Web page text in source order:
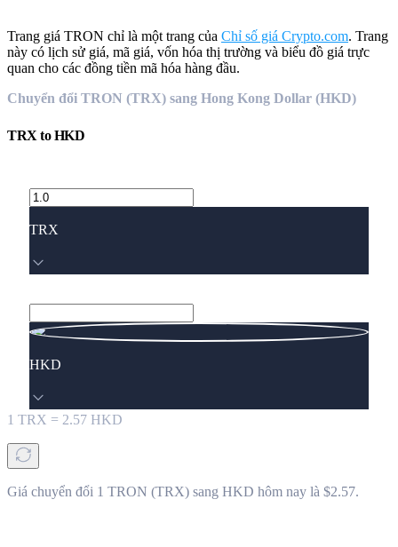
Trang giá TRON chỉ là một trang của Chỉ số giá Crypto.com. Trang
này có lịch sử giá, mã giá, vốn hóa thị trường và biểu đồ giá trực
quan cho các đồng tiền mã hóa hàng đầu.
Chuyển đổi TRON (TRX) sang Hong Kong Dollar (HKD)
TRX toHKD
TRX
HKD
1 TRX = 2.57 HKD
Giá chuyển đổi 1 TRON (TRX) sang HKD hôm nay là $2.57.